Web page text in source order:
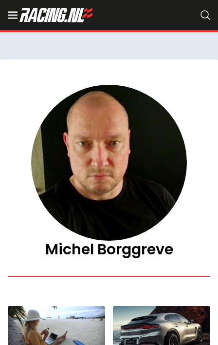
Michel Borggreve